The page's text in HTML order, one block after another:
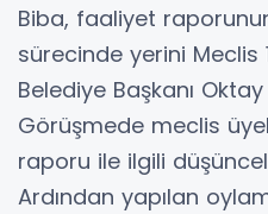
Biba, faaliyet
sürecinde yerini Meclis
Belediye Başkanı Oktay
Görüşmede meclis
raporu ile ilgili
Ardından yapılan